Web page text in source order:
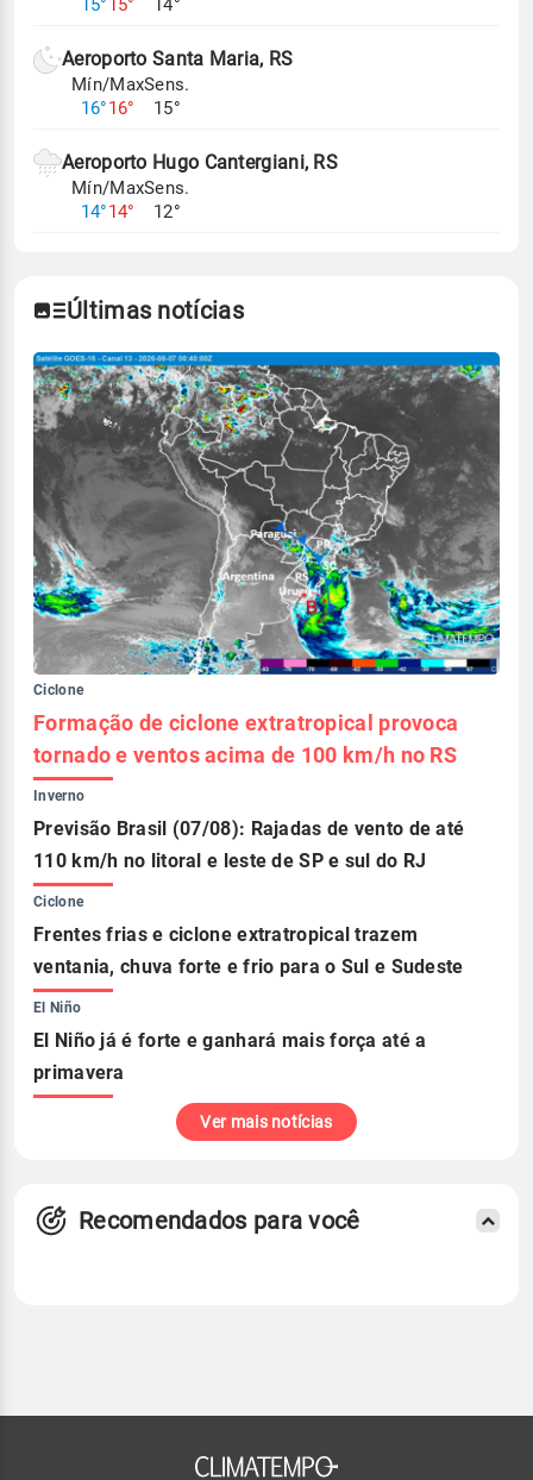
Aeroporto Santa Maria, RS
Mín/Max
16°16°
Sens.
15°
Aeroporto Hugo Cantergiani, RS
Mín/Max
14°14°
Sens.
12°
Últimas notícias
Ciclone
Formação de ciclone extratropical provoca
tornado e ventos acima de 100 km/h no RS
Inverno
Previsão Brasil (07/08): Rajadas de vento de até
110 km/h no litoral e leste de SP e sul do RJ
Ciclone
Frentes frias e ciclone extratropical trazem
ventania, chuva forte e frio para o Sul e Sudeste
El Niño
El Niño já é forte e ganhará mais força até a
primavera
Ver mais notícias
Recomendados para você